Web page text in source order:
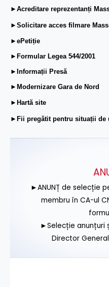
►Acreditare reprezentanți
►Solicitare acces filmare
►ePetiție
►Formular Legea 544/2001
►Informații Presă
►Modernizare Gara de Nord
►Hartă site
►Fii pregătit pentru situații de
►ANUNȚ de selecție
membru în CA-ul
►Selecție anunțuri
Director